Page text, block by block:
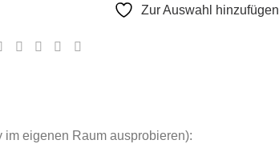
Zur Auswahl hinzufügen
eigenen Raum ausprobieren):